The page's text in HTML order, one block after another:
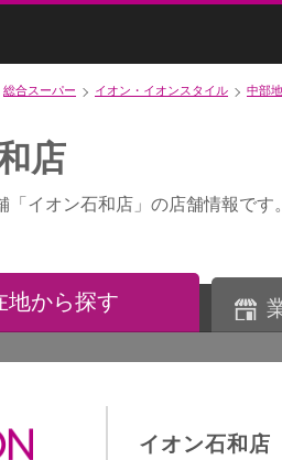
総合スーパー イオン・イオンスタイル 中部
店
「イオン石和店」の店舗情報です。
地から探す
イオン石和店